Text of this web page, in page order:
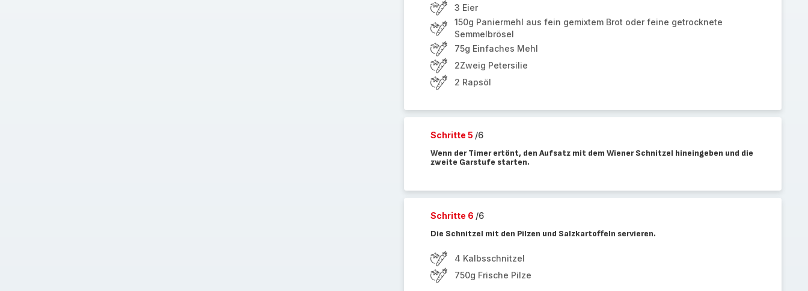
3 Eier
150g Paniermehl aus fein gemixtem Brot oder feine getrocknete
Semmelbrösel
75g Einfaches Mehl
2Zweig Petersilie
2 Rapsöl
Schritte 5 /6
Wenn der Timer ertönt, den Aufsatz mit dem Wiener Schnitzel hineingeben und die
zweite Garstufe starten.
Schritte 6 /6
Die Schnitzel mit den Pilzen und Salzkartoffeln servieren.
4 Kalbsschnitzel
750g Frische Pilze